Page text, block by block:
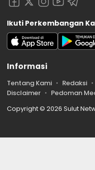
Ikuti Perkembangan
Informasi
Tentang Kami Redaksi
Disclaimer
Pedoman
Copyright © 2026 Sulut